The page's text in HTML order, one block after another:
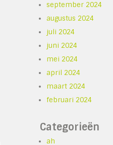
september 2024
augustus 2024
juli 2024
juni 2024
mei 2024
april 2024
maart 2024
februari 2024
Categorieën
ah